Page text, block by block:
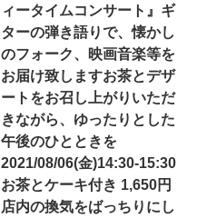
ィータイムコンサート』ギ
ターの弾き語りで、懐かし
のフォーク、映画音楽等を
お届け致します️お茶とデザ
ートをお召し上がりいただ
きながら、ゆったりとした
午後のひとときを️
2021/08/06(金)14:30-15:30
お茶とケーキ付き 1,650円
店内の換気をばっちりにし